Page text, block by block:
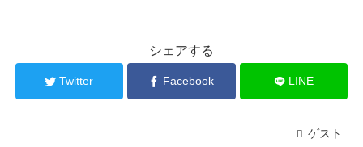
シェアする
Twitter Facebook LINE
ゲスト